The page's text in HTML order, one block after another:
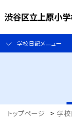
渋谷区立上原小
学校日記メニュー
トップページ > 学